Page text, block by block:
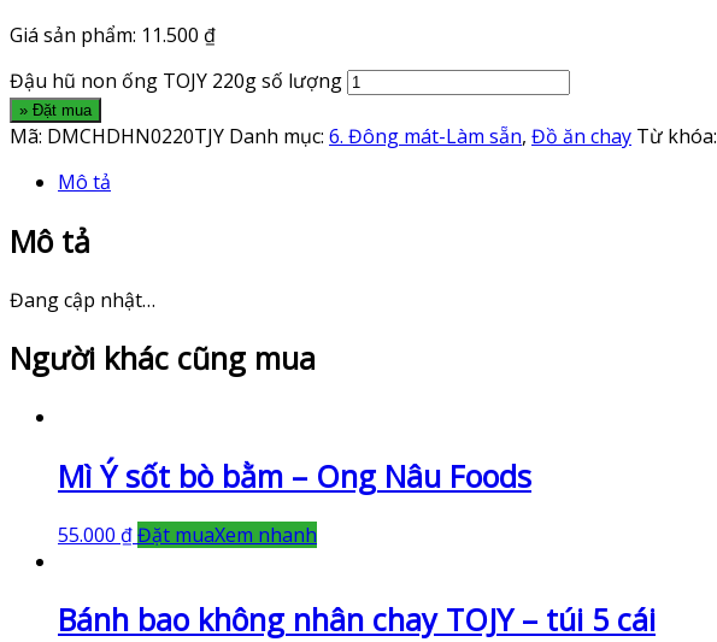
Giá sản phẩm: 11.500 ₫
Đậu hũ non ống TOJY 220g số lượng
» Đặt mua
Mã: DMCHDHN0220TJY Danh mục: 6. Đông mát-Làm sẵn, Đồ ăn chay Từ khóa:
Mô tả
Mô tả
Đang cập nhật…
Người khác cũng mua
Mì Ý sốt bò bằm – Ong Nâu Foods
55.000 ₫Đặt muaXem nhanh
Bánh bao không nhân chay TOJY – túi 5 cái